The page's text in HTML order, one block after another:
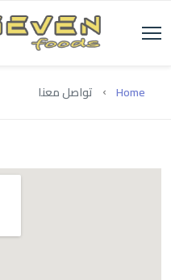
Home تواصل معنا